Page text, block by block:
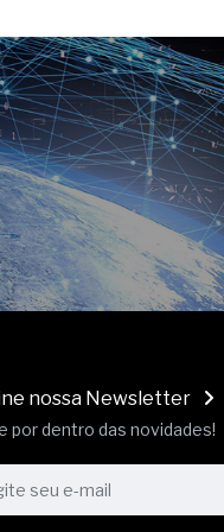
nossa Newsletter
por dentro das novidades!